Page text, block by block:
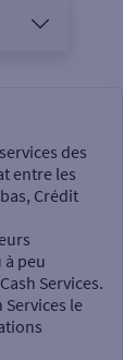
des
entre les
Crédit
à peu
Services.
le